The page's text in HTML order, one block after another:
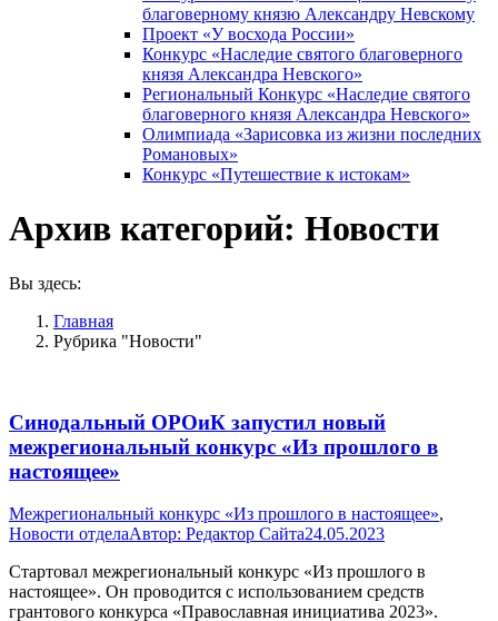
благоверному князю Александру Невскому
Проект «У восхода России»
Конкурс «Наследие святого благоверного
князя Александра Невского»
Региональный Конкурс «Наследие святого
благоверного князя Александра Невского»
Олимпиада «Зарисовка из жизни последних
Романовых»
Конкурс «Путешествие к истокам»
Архив категорий: Новости
Вы здесь:
Главная
Рубрика "Новости"
Синодальный ОРОиК запустил новый
межрегиональный конкурс «Из прошлого в
настоящее»
Межрегиональный конкурс «Из прошлого в настоящее»,
Новости отделаАвтор: Редактор Сайта24.05.2023
Стартовал межрегиональный конкурс «Из прошлого в
настоящее». Он проводится с использованием средств
грантового конкурса «Православная инициатива 2023».